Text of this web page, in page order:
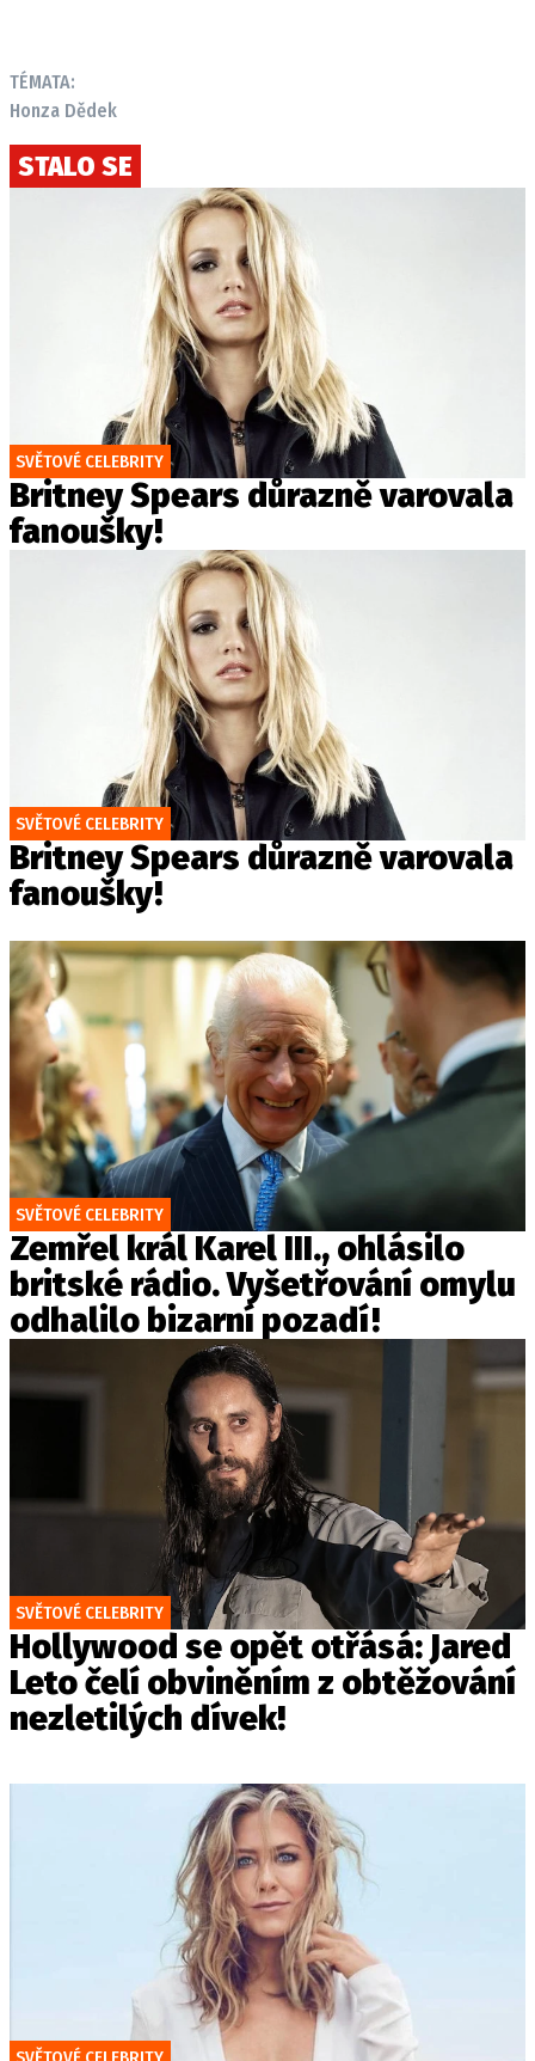
TÉMATA:
Honza Dědek
STALO SE
SVĚTOVÉ CELEBRITY
Britney Spears důrazně varovala
fanoušky!
SVĚTOVÉ CELEBRITY
Britney Spears důrazně varovala
fanoušky!
SVĚTOVÉ CELEBRITY
Zemřel král Karel III., ohlásilo
britské rádio. Vyšetřování omylu
odhalilo bizarní pozadí!
SVĚTOVÉ CELEBRITY
Hollywood se opět otřásá: Jared
Leto čelí obviněním z obtěžování
nezletilých dívek!